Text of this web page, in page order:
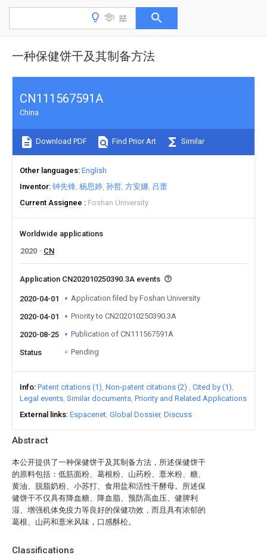
一种保健饼干及其制备方法
Abstract
本公开提供了一种保健饼干及其制备方法，所述保健饼干
的原料包括：低筋面粉、葛根粉、山药粉、薏米粉、糖、
黄油、脱脂奶粉、小苏打、食用盐和活性干酵母。所述保
健饼干不仅具有降血糖、降血脂、预防高血压、健脾利
湿、增强机体免疫力等良好的保健功效，而且具有浓郁的
葛根、山药和薏米风味，口感酥松。
Classifications
CN111567591A
China
Download PDF Find Prior Art Similar
Other languages English
Inventor 钟先锋 杨思婷 孙哲 方安娜 吕蕾
Current Assignee
Foshan University
Worldwide applications
2020
CN
Application CN202010250390.3A events
2020-04-01 Application filed by Foshan University
2020-04-01 Priority to CN202010250390.3A
2020-08-25 Publication of CN111567591A
Status Pending
Info Patent citations (1) Non-patent citations (2)
Cited by (1)
Legal events Similar documents Priority and Related Applications
External links Espacenet Global Dossier Discuss